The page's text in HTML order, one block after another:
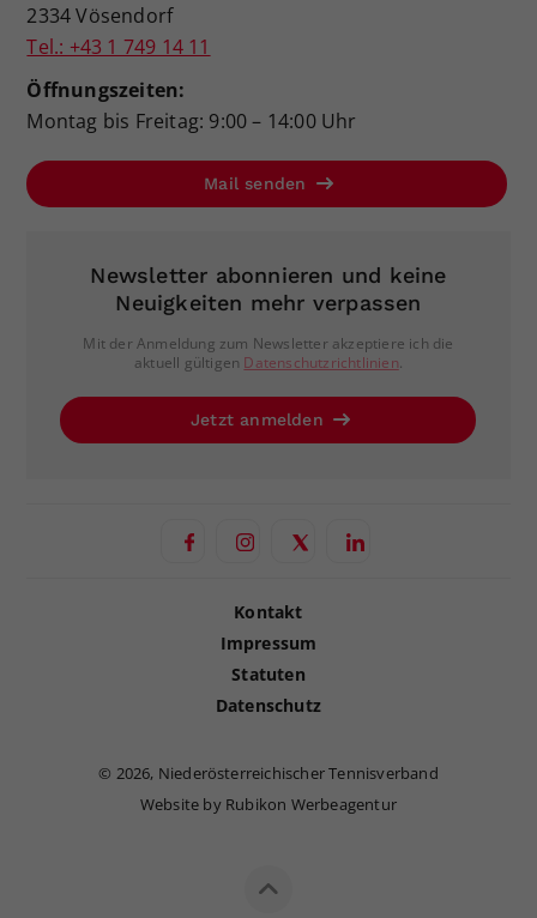
2334 Vösendorf
Tel.: +43 1 749 14 11
Öffnungszeiten:
Montag bis Freitag: 9:00 – 14:00 Uhr
Mail senden
Newsletter abonnieren und keine
Neuigkeiten mehr verpassen
Mit der Anmeldung zum Newsletter akzeptiere ich die
aktuell gültigen Datenschutzrichtlinien.
Jetzt anmelden
Kontakt
Impressum
Statuten
Datenschutz
© 2026, Niederösterreichischer Tennisverband
Website by Rubikon Werbeagentur